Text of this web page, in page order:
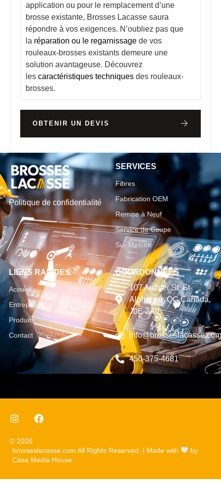
application ou pour le remplacement d’une
brosse existante, Brosses Lacasse saura
répondre à vos exigences. N’oubliez pas que
la réparation ou le regarnissage de vos
rouleaux-brosses existants demeure une
solution avantageuse. Découvrez
les caractéristiques techniques des rouleaux-
brosses.
OBTENIR UN DEVIS
Politique de confidentialité
SERVICES
Fibres
Fabrication OEM
Remise à Neuf
Service de Coupe
Sur Mesure
LIENS RAPIDES
Accueil
Entreprise
Produits
Contact
COORDONNÉES
107 Authier St. St-
Alphonse, QC Canada,
J0E 2A0
info@brosseslacasse.com
450-375-4681
© 2026
brosseslacasse.com All Rights Reserved. | Made with
by
Casa Media House